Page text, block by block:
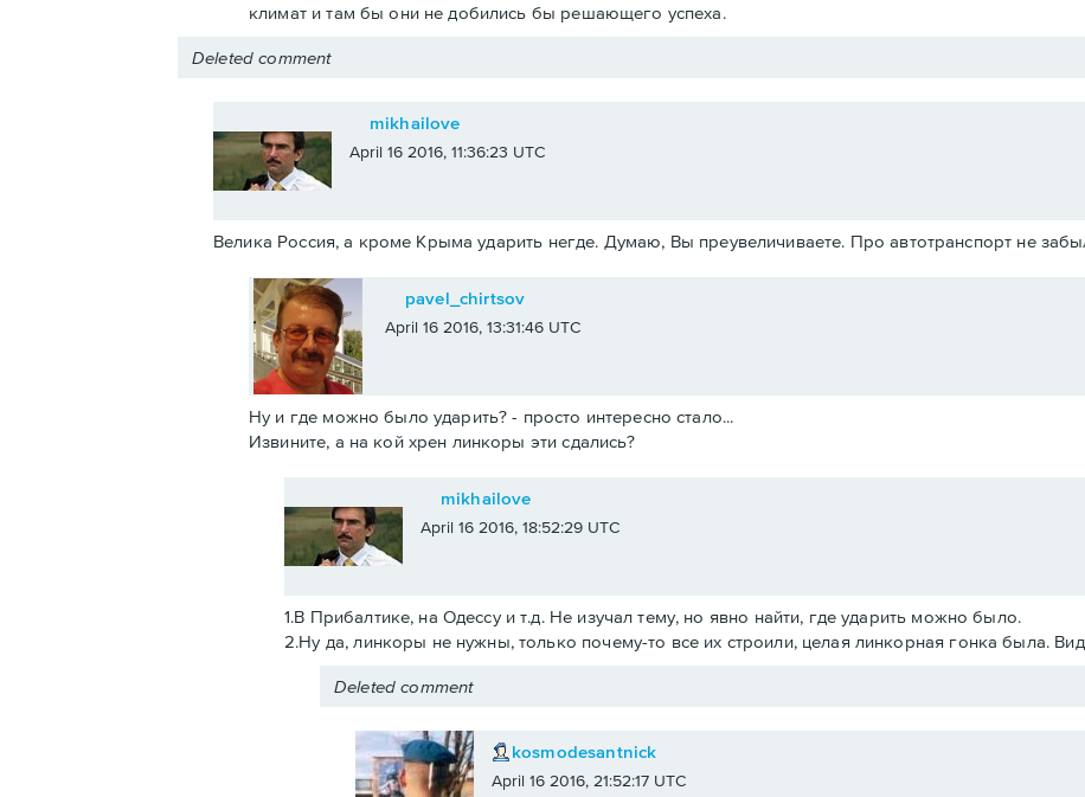
климат и там бы они не добились бы решающего успеха.
Deleted comment
mikhailove
April 16 2016, 11:36:23 UTC
Велика Россия, а кроме Крыма ударить негде. Думаю, Вы преувеличиваете. Про автотранспорт не
pavel_chirtsov
April 16 2016, 13:31:46 UTC
Ну и где можно было ударить? - просто интересно стало...
Извините, а на кой хрен линкоры эти сдались?
mikhailove
April 16 2016, 18:52:29 UTC
1.В Прибалтике, на Одессу и т.д. Не изучал тему, но явно найти, где ударить можно было.
2.Ну да, линкоры не нужны, только почему-то все их строили, целая линкорная гонка была.
Deleted comment
kosmodesantnick
April 16 2016, 21:52:17 UTC